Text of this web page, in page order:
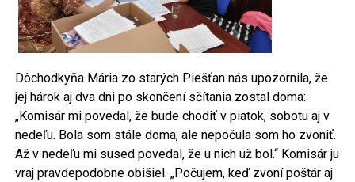
Dôchodkyňa Mária zo starých Piešťan nás upozornila, že
jej hárok aj dva dni po skončení sčítania zostal doma:
„Komisár mi povedal, že bude chodiť v piatok, sobotu aj v
nedeľu. Bola som stále doma, ale nepočula som ho zvoniť.
Až v nedeľu mi sused povedal, že u nich už bol.“ Komisár ju
vraj pravdepodobne obišiel. „Počujem, keď zvoní poštár aj